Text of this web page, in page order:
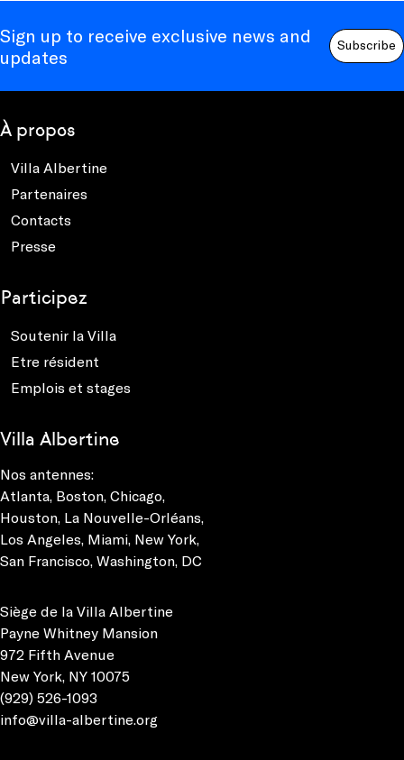
Sign up to receive exclusive news and
updates
Subscribe
À propos
Villa Albertine
Partenaires
Contacts
Presse
Participez
Soutenir la Villa
Etre résident
Emplois et stages
Villa Albertine
Nos antennes:
Atlanta, Boston, Chicago,
Houston, La Nouvelle-Orléans,
Los Angeles, Miami, New York,
San Francisco, Washington, DC
Siège de la Villa Albertine
Payne Whitney Mansion
972 Fifth Avenue
New York, NY 10075
(929) 526-1093
info@villa-albertine.org